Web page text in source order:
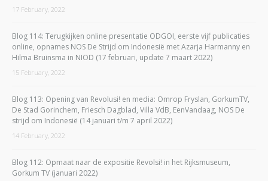
17 February, 2022
Blog 114: Terugkijken online presentatie ODGOI, eerste vijf publicaties
online, opnames NOS De Strijd om Indonesië met Azarja Harmanny en
Hilma Bruinsma in NIOD (17 februari, update 7 maart 2022)
15 February, 2022
Blog 113: Opening van Revolusi! en media: Omrop Fryslan, GorkumTV,
De Stad Gorinchem, Friesch Dagblad, Villa VdB, EenVandaag, NOS De
strijd om Indonesië (14 januari t/m 7 april 2022)
14 February, 2022
Blog 112: Opmaat naar de expositie Revolsi! in het Rijksmuseum,
Gorkum TV (januari 2022)